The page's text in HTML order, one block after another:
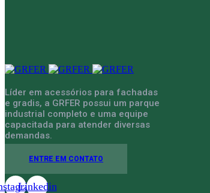
Líder em acessórios para fachadas
e gradis, a GRFER possui um parque
industrial completo e uma equipe
capacitada para atender diversas
demandas.
ENTRE EM CONTATO
Linkedin